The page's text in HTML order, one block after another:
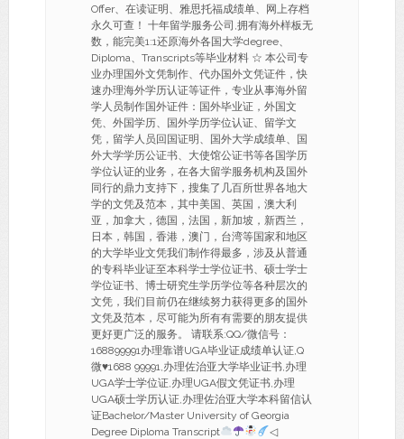
Offer、在读证明、雅思托福成绩单、网上存档
永久可查！ 十年留学服务公司,拥有海外样板无
数，能完美1:1还原海外各国大学degree、
Diploma、Transcripts等毕业材料 ☆ 本公司专
业办理国外文凭制作、代办国外文凭证件，快
速办理海外学历认证等证件，专业从事海外留
学人员制作国外证件：国外毕业证，外国文
凭、外国学历、国外学历学位认证、留学文
凭，留学人员回国证明、国外大学成绩单、国
外大学学历公证书、大使馆公证书等各国学历
学位认证的业务，在各大留学服务机构及国外
同行的鼎力支持下，搜集了几百所世界各地大
学的文凭及范本，其中美国、英国，澳大利
亚，加拿大，德国，法国，新加坡，新西兰，
日本，韩国，香港，澳门，台湾等国家和地区
的大学毕业文凭我们制作得最多，涉及从普通
的专科毕业证至本科学士学位证书、硕士学士
学位证书、博士研究生学历学位等各种层次的
文凭，我们目前仍在继续努力获得更多的国外
文凭及范本，尽可能为所有有需要的朋友提供
更好更广泛的服务。 请联系:QQ/微信号：
168899991办理靠谱UGA毕业证成绩单认证,Q
微♥1688 99991,办理佐治亚大学毕业证书,办理
UGA学士学位证,办理UGA假文凭证书,办理
UGA硕士学历认证,办理佐治亚大学本科留信认
证Bachelor/Master University of Georgia
Degree Diploma Transcript
◁